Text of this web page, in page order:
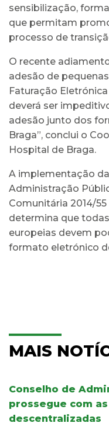
sensibilização,
que permitam
processo de
O recente
adesão de
Faturação Eletrónica
deverá ser
adesão junto dos
Braga”, conclui o
Hospital de Braga.
A implementação
Administração
Comunitária 2014/
determina que
europeias devem
formato eletrónico
MAIS
Conselho de
prossegue com
descentralizadas